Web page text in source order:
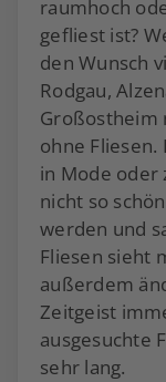
raumhoch
gefliest ist?
den Wunsch
Rodgau,
Großostheim
ohne Fliesen.
in Mode oder
nicht so
werden und
Fliesen sieht
außerdem
Zeitgeist
ausgesuchte
sehr lang.